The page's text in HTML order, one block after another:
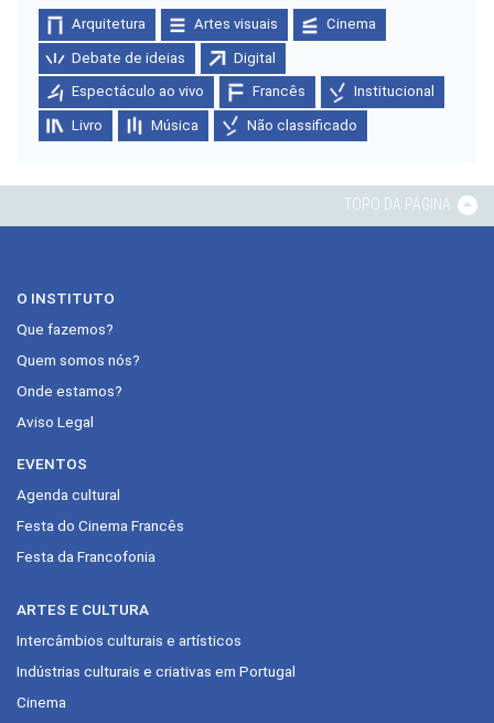
Arquitetura Artes visuais Cinema
Debate de ideias Digital
Espectáculo ao vivo Francês Institucional
Livro Música Não classificado
TOPO DA PÁGINA
O INSTITUTO
Que fazemos?
Quem somos nós?
Onde estamos?
Aviso Legal
EVENTOS
Agenda cultural
Festa do Cinema Francês
Festa da Francofonia
ARTES E CULTURA
Intercâmbios culturais e artísticos
Indústrias culturais e criativas em Portugal
Cinema